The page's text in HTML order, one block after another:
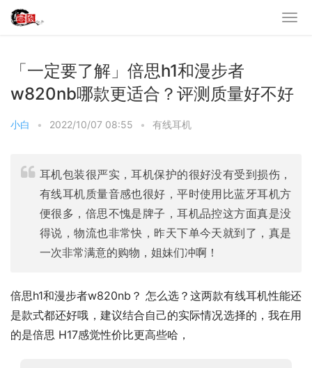
「一定要了解」倍思h1和漫步者
w820nb哪款更适合？评测质量好不好
小白 • 2022/10/07 08:55 • 有线耳机
耳机包装很严实，耳机保护的很好没有受到损伤，
有线耳机质量音感也很好，平时使用比蓝牙耳机方
便很多，倍思不愧是牌子，耳机品控这方面真是没
得说，物流也非常快，昨天下单今天就到了，真是
一次非常满意的购物，姐妹们冲啊！
倍思h1和漫步者w820nb？ 怎么选？这两款有线耳机性能还
是款式都还好哦，建议结合自己的实际情况选择的，我在用
的是倍思 H17感觉性价比更高些哈，